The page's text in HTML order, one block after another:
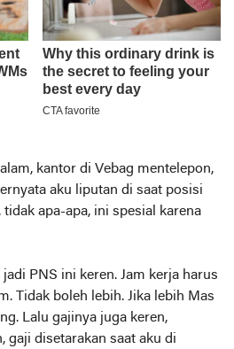
kantor di Vebag mentelepon,
aku liputan di saat posisi
apa-apa, ini spesial karena
PNS ini keren. Jam kerja harus
Tidak boleh lebih. Jika lebih Mas
Lalu gajinya juga keren,
gaji disetarakan saat aku di